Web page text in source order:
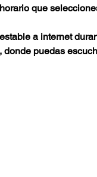
que
a internet
puedas